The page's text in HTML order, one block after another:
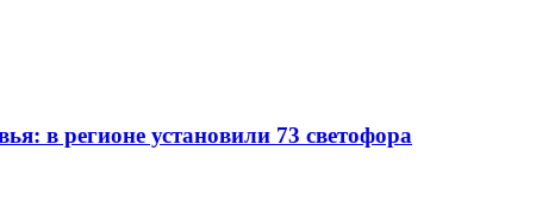
в регионе установили 73 светофора